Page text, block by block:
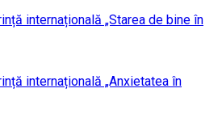
internațională „Starea de bine în
internațională „Anxietatea în